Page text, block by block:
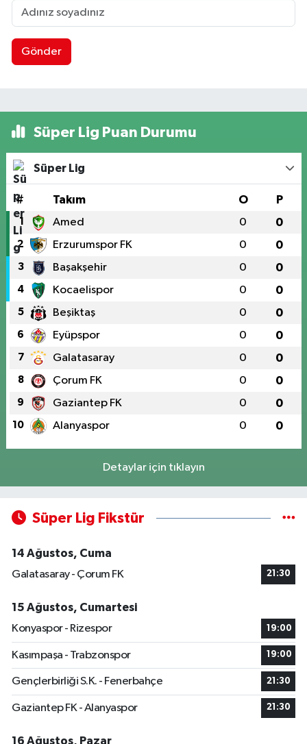
Gönder
Süper Lig Puan Durumu
Süper Lig
# Takım O P
1 Amed 0 0
2 Erzurumspor FK 0 0
3 Başakşehir 0 0
4 Kocaelispor 0 0
5 Beşiktaş 0 0
6 Eyüpspor 0 0
7 Galatasaray 0 0
8 Çorum FK 0 0
9 Gaziantep FK 0 0
10 Alanyaspor 0 0
Detaylar için tıklayın
Süper Lig Fikstür
14 Ağustos, Cuma
Galatasaray - Çorum FK
21:30
15 Ağustos, Cumartesi
Konyaspor - Rizespor
19:00
Kasımpaşa - Trabzonspor 19:00
Gençlerbirliği S.K. - Fenerbahçe 21:30
Gaziantep FK - Alanyaspor 21:30
16 Ağustos, Pazar